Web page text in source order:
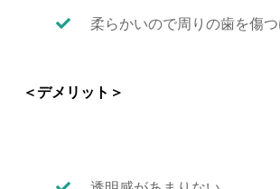
柔らかいので周りの歯を傷
＜デメリット＞